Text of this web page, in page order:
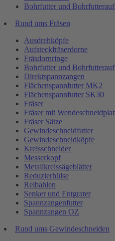
Bohrfutter und
Rund ums Fräsen
Ausdrehköpfe
Aufsteckfräserdorne
Fräsdornringe
Bohrfutter und
Direktspannzangen
Flächenspannfutter MK2
Flächenspannfutter SK30
Fräser
Fräser mit
Fräser Sätze
Gewindeschneidfutter
Gewindeschneidköpfe
Kreisschneider
Messerkopf
Metallkreissägeblätter
Reduzierhülse
Reibahlen
Senker und Entgrater
Spannzangenfutter
Spannzangen OZ
Rund ums Gewindeschneiden